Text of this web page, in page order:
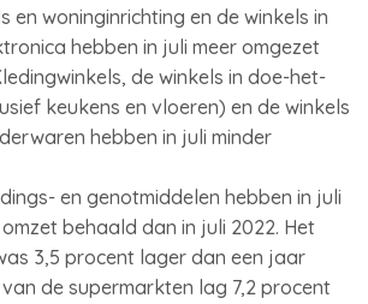
en woninginrichting en de winkels in
hebben in juli meer omgezet
de winkels in doe-het-
keukens en vloeren) en de winkels
hebben in juli minder
en genotmiddelen hebben in juli
behaald dan in juli 2022. Het
3,5 procent lager dan een jaar
de supermarkten lag 7,2 procent